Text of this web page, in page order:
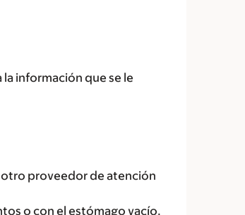
información que se le
proveedor de atención
o con el estómago vacío.